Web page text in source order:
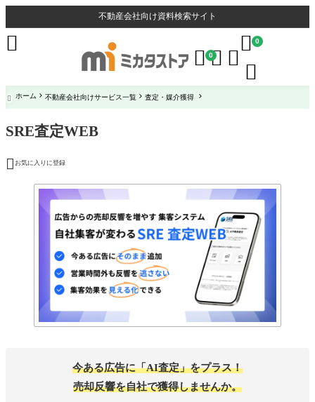
不動産会社向け資料検索サイト
 0 
 0


 ホーム 不動産会社向けサービス一覧 査定・媒介獲得
SRE査定WEB
 お気に入りに登録
今ある広告に「AI査定」をプラス！
売却反響を自社で獲得しませんか。